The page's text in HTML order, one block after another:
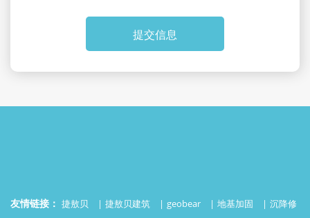
提交信息
友情链接： 捷敖贝 捷敖贝建筑 geobear 地基加固
沉降修